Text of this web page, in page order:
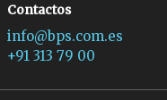
Contactos
info@bps.com.es
+91 313 79 00